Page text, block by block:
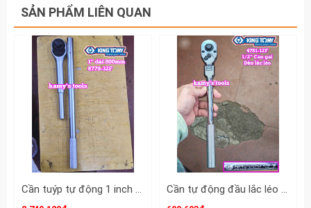
SẢN PHẨM LIÊN QUAN
Cần tuýp tự động 1 inch dài 32 inch 800mm Kingtony 8779-32F Cần tự động đầu lắc léo cán gai nhám 1/2 inch Kingtony 4781-12F dài 12 inch 300mm